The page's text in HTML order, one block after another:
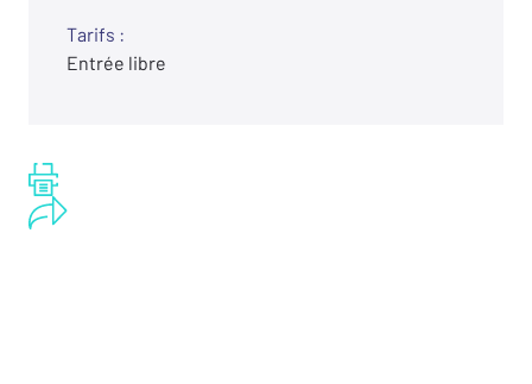
Tarifs :
Entrée libre